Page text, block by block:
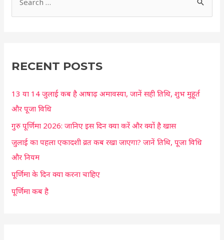
e
c
f
o
r
:
RECENT POSTS
13 या 14 जुलाई कब है आषाढ़ अमावस्या, जानें सही तिथि, शुभ मुहूर्त
और पूजा विधि
गुरु पूर्णिमा 2026: जानिए इस दिन क्या करें और क्यों है खास
जुलाई का पहला एकादशी व्रत कब रखा जाएगा? जानें तिथि, पूजा विधि
और नियम
पूर्णिमा के दिन क्या करना चाहिए
पूर्णिमा कब है